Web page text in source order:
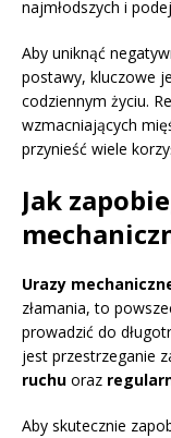
najmłodszych i
Aby uniknąć
postawy, kluczowe
codziennym życiu.
wzmacniających
przynieść wiele
Jak
Urazy
złamania, to
prowadzić do
jest przestrzeganie
ruchu oraz
Aby skutecznie